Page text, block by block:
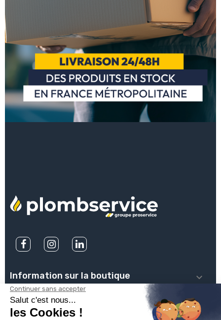
Information sur la boutique 
PLOMBSERVICE 